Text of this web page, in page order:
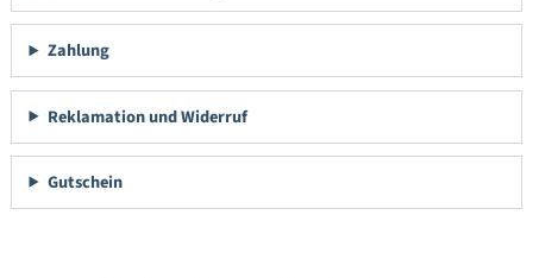
Zahlung
Reklamation und Widerruf
Gutschein